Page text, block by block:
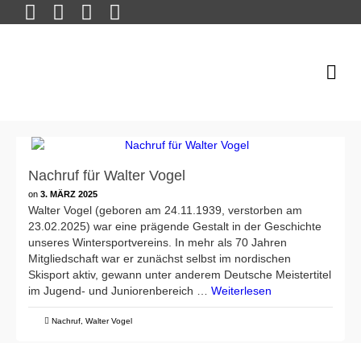
Nachruf für Walter Vogel
on 3. MÄRZ 2025
Walter Vogel (geboren am 24.11.1939, verstorben am
23.02.2025) war eine prägende Gestalt in der Geschichte
unseres Wintersportvereins. In mehr als 70 Jahren
Mitgliedschaft war er zunächst selbst im nordischen
Skisport aktiv, gewann unter anderem Deutsche Meistertitel
im Jugend- und Juniorenbereich … Weiterlesen
Nachruf Walter Vogel